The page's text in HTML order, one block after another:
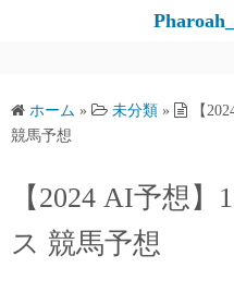
ツ
ッ
ホーム » 未分類 »
【
競馬予想
【2024 AI予想
ス 競馬予想